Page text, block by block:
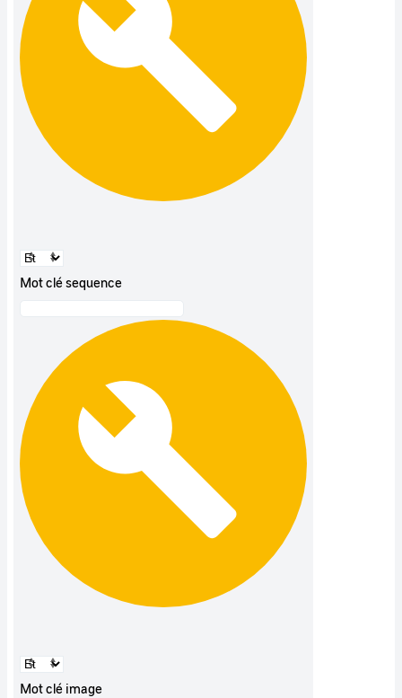
Mot clé sequence
Mot clé image